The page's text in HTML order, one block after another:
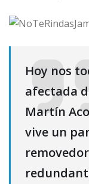
Hoy nos
afectada
Martín
vive un